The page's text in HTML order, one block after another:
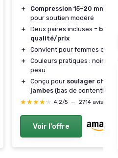
＋ Compression 15-20 mmHg
pour soutien modéré
＋
Deux paires incluses = bon
qualité/prix
＋
Convient pour femmes et
＋
Couleurs pratiques : noir +
peau
＋
Conçu pour soulager
jambes (bas de contention)
★★★★★
★★★★★ 4,2/5 — 2714 avis
Voir l'offre